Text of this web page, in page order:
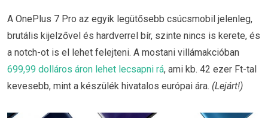
A OnePlus 7 Pro az egyik legütősebb csúcsmobil jelenleg,
brutális kijelzővel és hardverrel bír, szinte nincs is kerete, és
a notch-ot is el lehet felejteni. A mostani villámakcióban
699,99 dolláros áron lehet lecsapni rá, ami kb. 42 ezer Ft-tal
kevesebb, mint a készülék hivatalos európai ára. (Lejárt!)